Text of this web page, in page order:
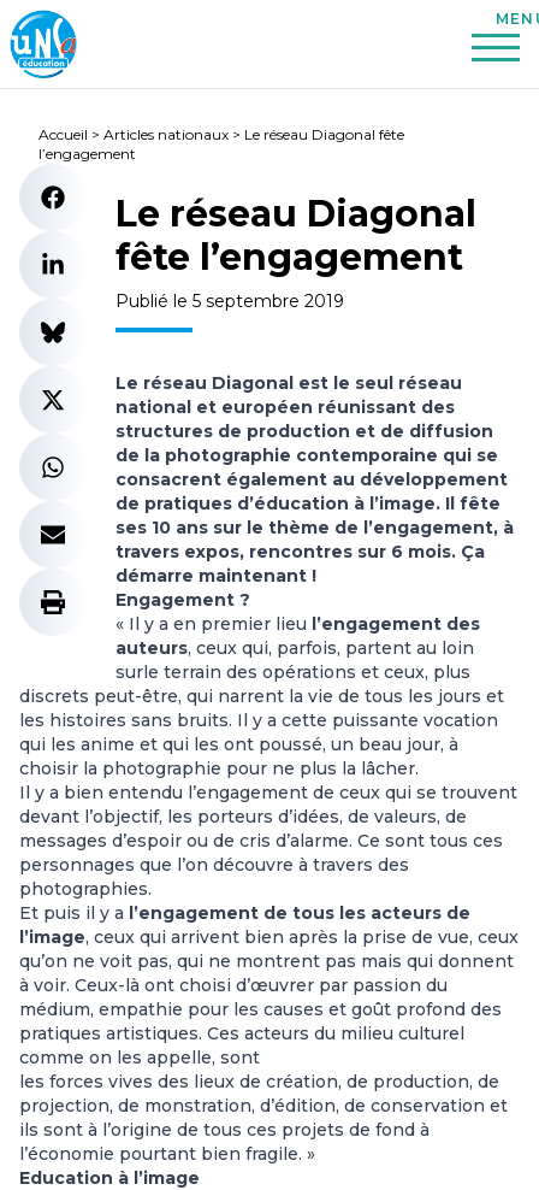
Accueil > Articles nationaux > Le réseau Diagonal fête
l’engagement
Le réseau Diagonal
fête l’engagement
Publié le 5 septembre 2019
Le réseau Diagonal est le seul réseau
national et européen réunissant des
structures de production et de diffusion
de la photographie contemporaine qui se
consacrent également au développement
de pratiques d’éducation à l’image. Il fête
ses 10 ans sur le thème de l’engagement, à
travers expos, rencontres sur 6 mois. Ça
démarre maintenant !
Engagement ?
« Il y a en premier lieu l’engagement des
auteurs, ceux qui, parfois, partent au loin
surle terrain des opérations et ceux, plus
discrets peut-être, qui narrent la vie de tous les jours et
les histoires sans bruits. Il y a cette puissante vocation
qui les anime et qui les ont poussé, un beau jour, à
choisir la photographie pour ne plus la lâcher.
Il y a bien entendu l’engagement de ceux qui se trouvent
devant l’objectif, les porteurs d’idées, de valeurs, de
messages d’espoir ou de cris d’alarme. Ce sont tous ces
personnages que l’on découvre à travers des
photographies.
Et puis il y a l’engagement de tous les acteurs de
l’image, ceux qui arrivent bien après la prise de vue, ceux
qu’on ne voit pas, qui ne montrent pas mais qui donnent
à voir. Ceux-là ont choisi d’œuvrer par passion du
médium, empathie pour les causes et goût profond des
pratiques artistiques. Ces acteurs du milieu culturel
comme on les appelle, sont
les forces vives des lieux de création, de production, de
projection, de monstration, d’édition, de conservation et
ils sont à l’origine de tous ces projets de fond à
l’économie pourtant bien fragile. »
Education à l’image